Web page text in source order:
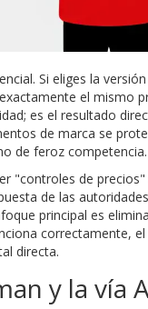
Si eliges la
el mismo
es el resultado
de marca se
de feroz competencia.
"controles de precios"
de las
principal es
correctamente,
directa.
y la vía